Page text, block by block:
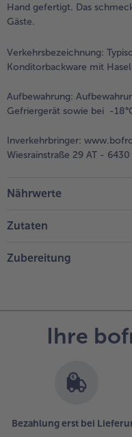
Hand gefertigt. Das
Gäste.
Verkehrsbezeichnung:
Konditorbackware mit
Aufbewahrung:
Gefriergerät sowie bei -
Inverkehrbringer:
Wiesrainstraße 29 AT -
Nährwerte
Zutaten
Zubereitung
Ihre
Bezahlung erst bei